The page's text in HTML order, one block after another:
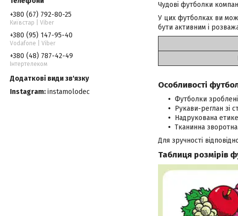
Чудові футболки
У цих футболках ви
бути активним і
Особливості
Футболки
Рукави-реглан зі
Надрукована
Тканинна зворотна
Для зручності
Таблиця розмірів
+380 (67) 792-80-25
Київстар | Viber
+380 (95) 147-95-40
Vodafone | Viber
+380 (48) 787-42-49
Інтертелеком
Instagram instamolodec